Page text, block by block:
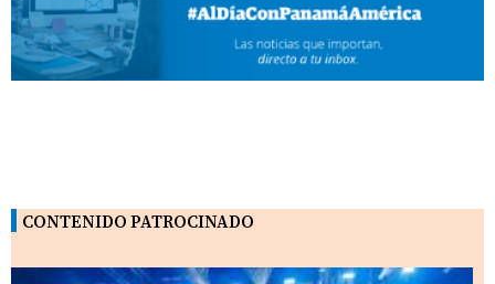
CONTENIDO PATROCINADO